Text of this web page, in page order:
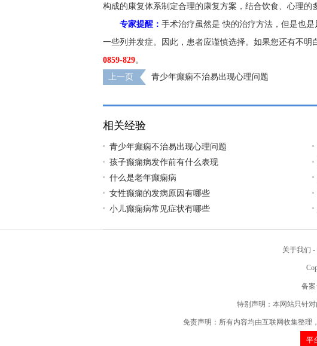
构成的康复体系制定合理的康复方案，结合饮食、心理的
专家提醒： 手术治疗虽然是 快的治疗方法，但是也
一些列并发症。因此，患者应谨慎选择。如果您还有不明
0859-829。
上一页
青少年癫痫不治易出现心理问题
相关经验
青少年癫痫不治易出现心理问题
孩子癫痫病发作前有什么表现
什么是老年癫痫病
女性癫痫的发病原因有哪些
小儿癫痫病常见症状有哪些
关于我们 -
备案
特别声明：本网站只针
免责声明：所有内容均由互联网收集整理
平